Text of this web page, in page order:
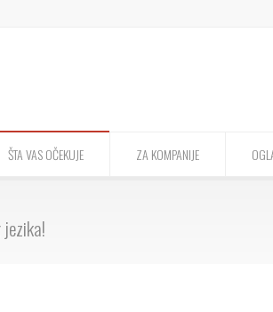
ŠTA VAS OČEKUJE ZA KOMPANIJE